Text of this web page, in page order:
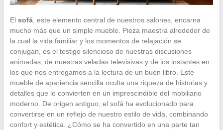
El sofá, este elemento central de nuestros salones, encarna
mucho más que un simple mueble. Pieza maestra alrededor de
la cual la vida familiar y los momentos de relajación se
conjugan, es el testigo silencioso de nuestras discusiones
animadas, de nuestras veladas televisivas y de los instantes en
los que nos entregamos a la lectura de un buen libro. Este
mueble de apariencia sencilla oculta una riqueza de historias y
detalles que lo convierten en un imprescindible del mobiliario
moderno. De origen antiguo, el sofá ha evolucionado para
convertirse en un reflejo de nuestro estilo de vida, combinando
confort y estética. ¿Cómo se ha convertido en una parte tan